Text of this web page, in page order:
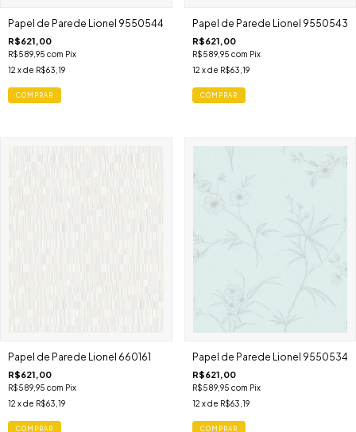
Papel de Parede Lionel 9550544
R$621,00
R$589,95 com Pix
12 x de R$63,19
Papel de Parede Lionel 9550543
R$621,00
R$589,95 com Pix
12 x de R$63,19
Papel de Parede Lionel 660161
R$621,00
R$589,95 com Pix
12 x de R$63,19
Papel de Parede Lionel 9550534
R$621,00
R$589,95 com Pix
12 x de R$63,19